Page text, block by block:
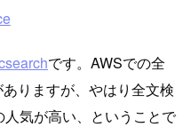
です。AWSでの全
ありますが、やはり全文検
気が高い、ということで